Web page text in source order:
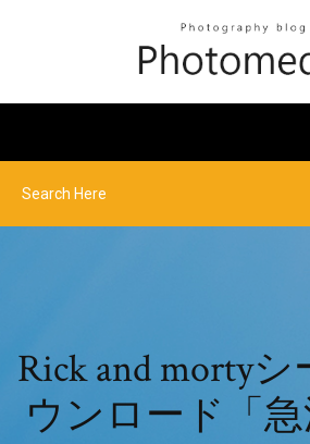
Rick and morty
ウンロード「急